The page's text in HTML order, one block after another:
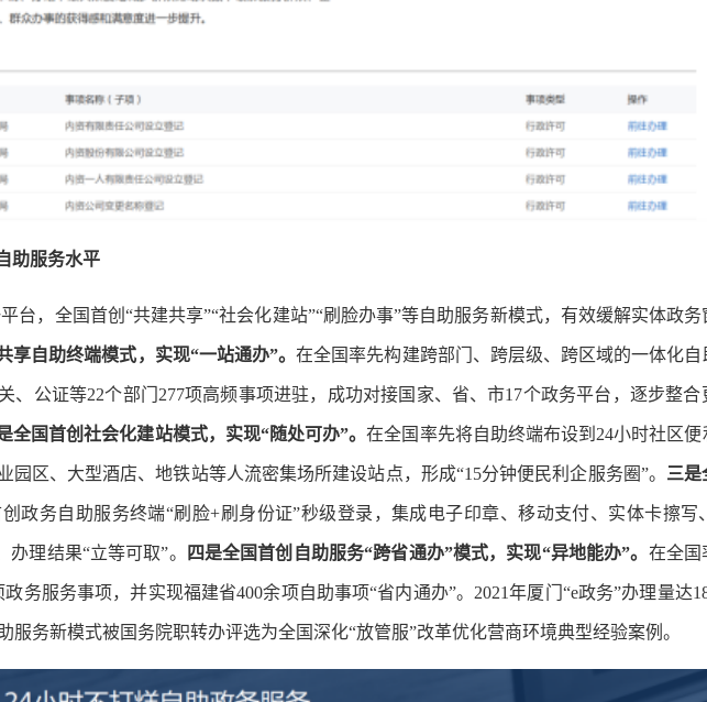
助服务水平
，全国首创“共建共享”“社会化建站”“刷脸办事”等自助服务新模式，有效缓解实体政务
享自助终端模式，实现“一站通办”。在全国率先构建跨部门、跨层级、跨区域的一体化
、公证等22个部门277项高频事项进驻，成功对接国家、省、市17个政务平台，逐步整
全国首创社会化建站模式，实现“随处可办”。在全国率先将自助终端布设到24小时社区
区、大型酒店、地铁站等人流密集场所建设站点，形成“15分钟便民利企服务圈”。 三是
政务自助服务终端“刷脸+刷身份证”秒级登录，集成电子印章、移动支付、实体卡擦写
理结果“立等可取”。 四是全国首创自助服务“跨省通办”模式，实现“异地能办”。 在全国
务服务事项，并实现福建省400余项自助事项“省内通办”。2021年厦门“e政务”办理量达
服务新模式被国务院职转办评选为全国深化“放管服”改革优化营商环境典型经验案例。